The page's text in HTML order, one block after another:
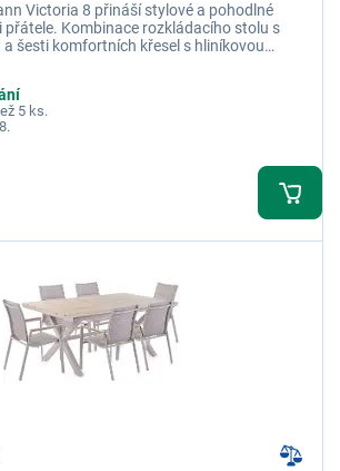
Victoria 8 přináší stylové a pohodlné
přátele. Kombinace rozkládacího stolu s
šesti komfortních křesel s hliníkovou
5 ks.